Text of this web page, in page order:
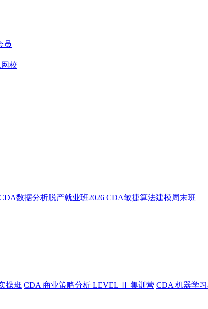
员
校
数据分析脱产就业班2026 CDA敏捷算法建模周末班
操班 CDA 商业策略分析 LEVEL Ⅱ 集训营 CDA 机器学